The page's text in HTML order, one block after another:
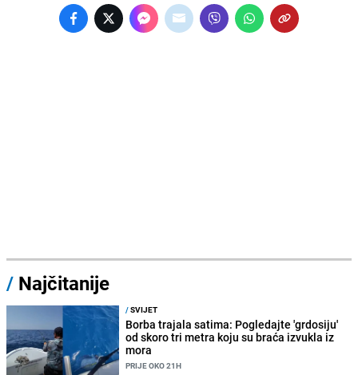
/ Najčitanije
/SVIJET
Borba trajala satima: Pogledajte 'grdosiju'
od skoro tri metra koju su braća izvukla iz
mora
PRIJE OKO 21H